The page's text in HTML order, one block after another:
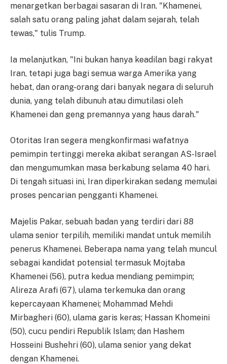
menargetkan berbagai sasaran di Iran. "Khamenei,
salah satu orang paling jahat dalam sejarah, telah
tewas," tulis Trump.
Ia melanjutkan, "Ini bukan hanya keadilan bagi rakyat
Iran, tetapi juga bagi semua warga Amerika yang
hebat, dan orang-orang dari banyak negara di seluruh
dunia, yang telah dibunuh atau dimutilasi oleh
Khamenei dan geng premannya yang haus darah."
Otoritas Iran segera mengkonfirmasi wafatnya
pemimpin tertinggi mereka akibat serangan AS-Israel
dan mengumumkan masa berkabung selama 40 hari.
Di tengah situasi ini, Iran diperkirakan sedang memulai
proses pencarian pengganti Khamenei.
Majelis Pakar, sebuah badan yang terdiri dari 88
ulama senior terpilih, memiliki mandat untuk memilih
penerus Khamenei. Beberapa nama yang telah muncul
sebagai kandidat potensial termasuk Mojtaba
Khamenei (56), putra kedua mendiang pemimpin;
Alireza Arafi (67), ulama terkemuka dan orang
kepercayaan Khamenei; Mohammad Mehdi
Mirbagheri (60), ulama garis keras; Hassan Khomeini
(50), cucu pendiri Republik Islam; dan Hashem
Hosseini Bushehri (60), ulama senior yang dekat
dengan Khamenei.